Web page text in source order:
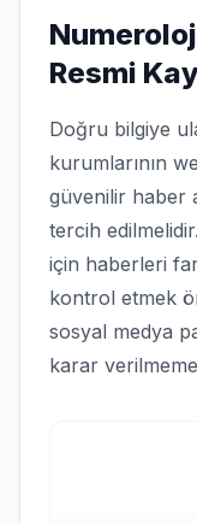
Resmi
Doğru bilgiye
kurumlarının
güvenilir haber
tercih
için haberleri
kontrol etmek
sosyal medya
karar